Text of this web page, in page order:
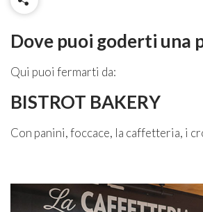
Dove puoi goderti una
Qui puoi fermarti da:
BISTROT BAKERY
Con panini, foccace, la caffetteria, i